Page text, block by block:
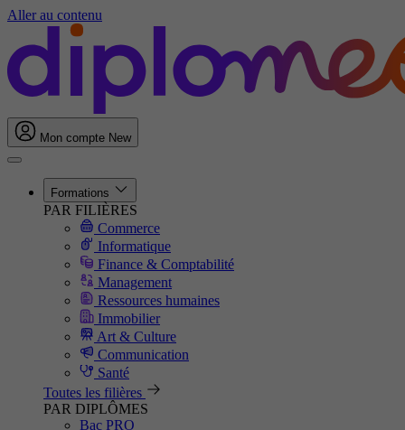
Aller au contenu
Mon compte New
Formations
PAR FILIÈRES
Commerce
Informatique
Finance & Comptabilité
Management
Ressources humaines
Immobilier
Art & Culture
Communication
Santé
Toutes les filières
PAR DIPLÔMES
Bac PRO